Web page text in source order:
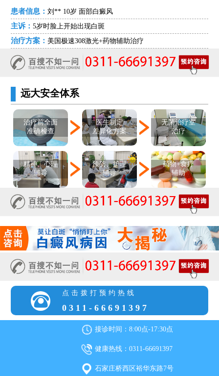
患者信息：刘** 10岁 面部白癜风
主诉：5岁时脸上开始出现白斑
治疗方案： 美国极速308激光+药物辅助治疗
远大安全体系
治疗前全面
准确检查
医生制定
差异化方案
无菌治疗室
治疗
精神、心理
辅导
预防、护理
辅导
药物+食疗
辅助
点击拨打预约热线
0311-66691397
接诊时间：8:00点-17:30点
健康热线：0311-66691397
石家庄桥西区裕华东路7号